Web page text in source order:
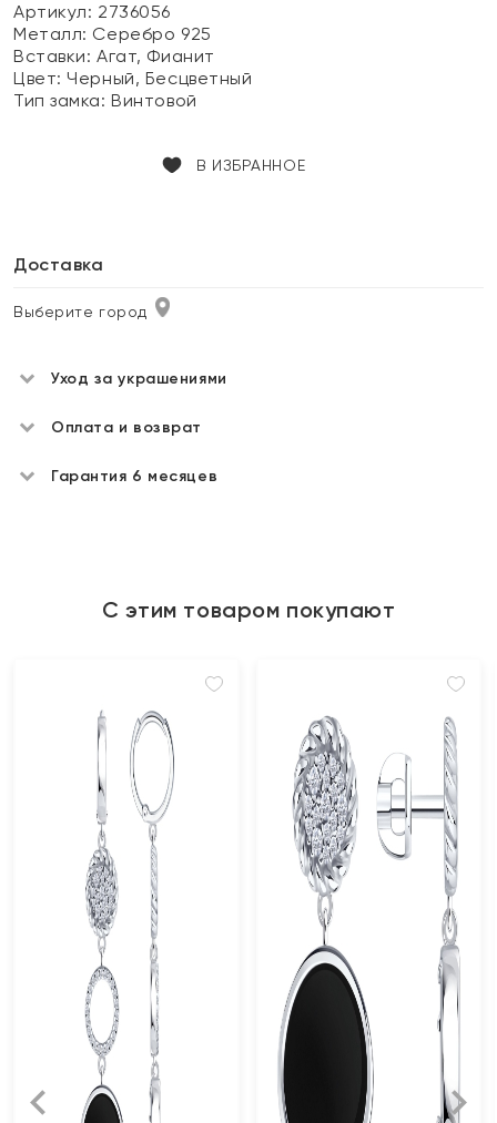
Артикул: 2736056
Металл: Серебро 925
Вставки:Агат, Фианит
Цвет:Черный, Бесцветный
Тип замка:Винтовой
В ИЗБРАННОЕ
Доставка
Выберите город
Уход за украшениями
Оплата и возврат
Гарантия 6 месяцев
С этим товаром покупают